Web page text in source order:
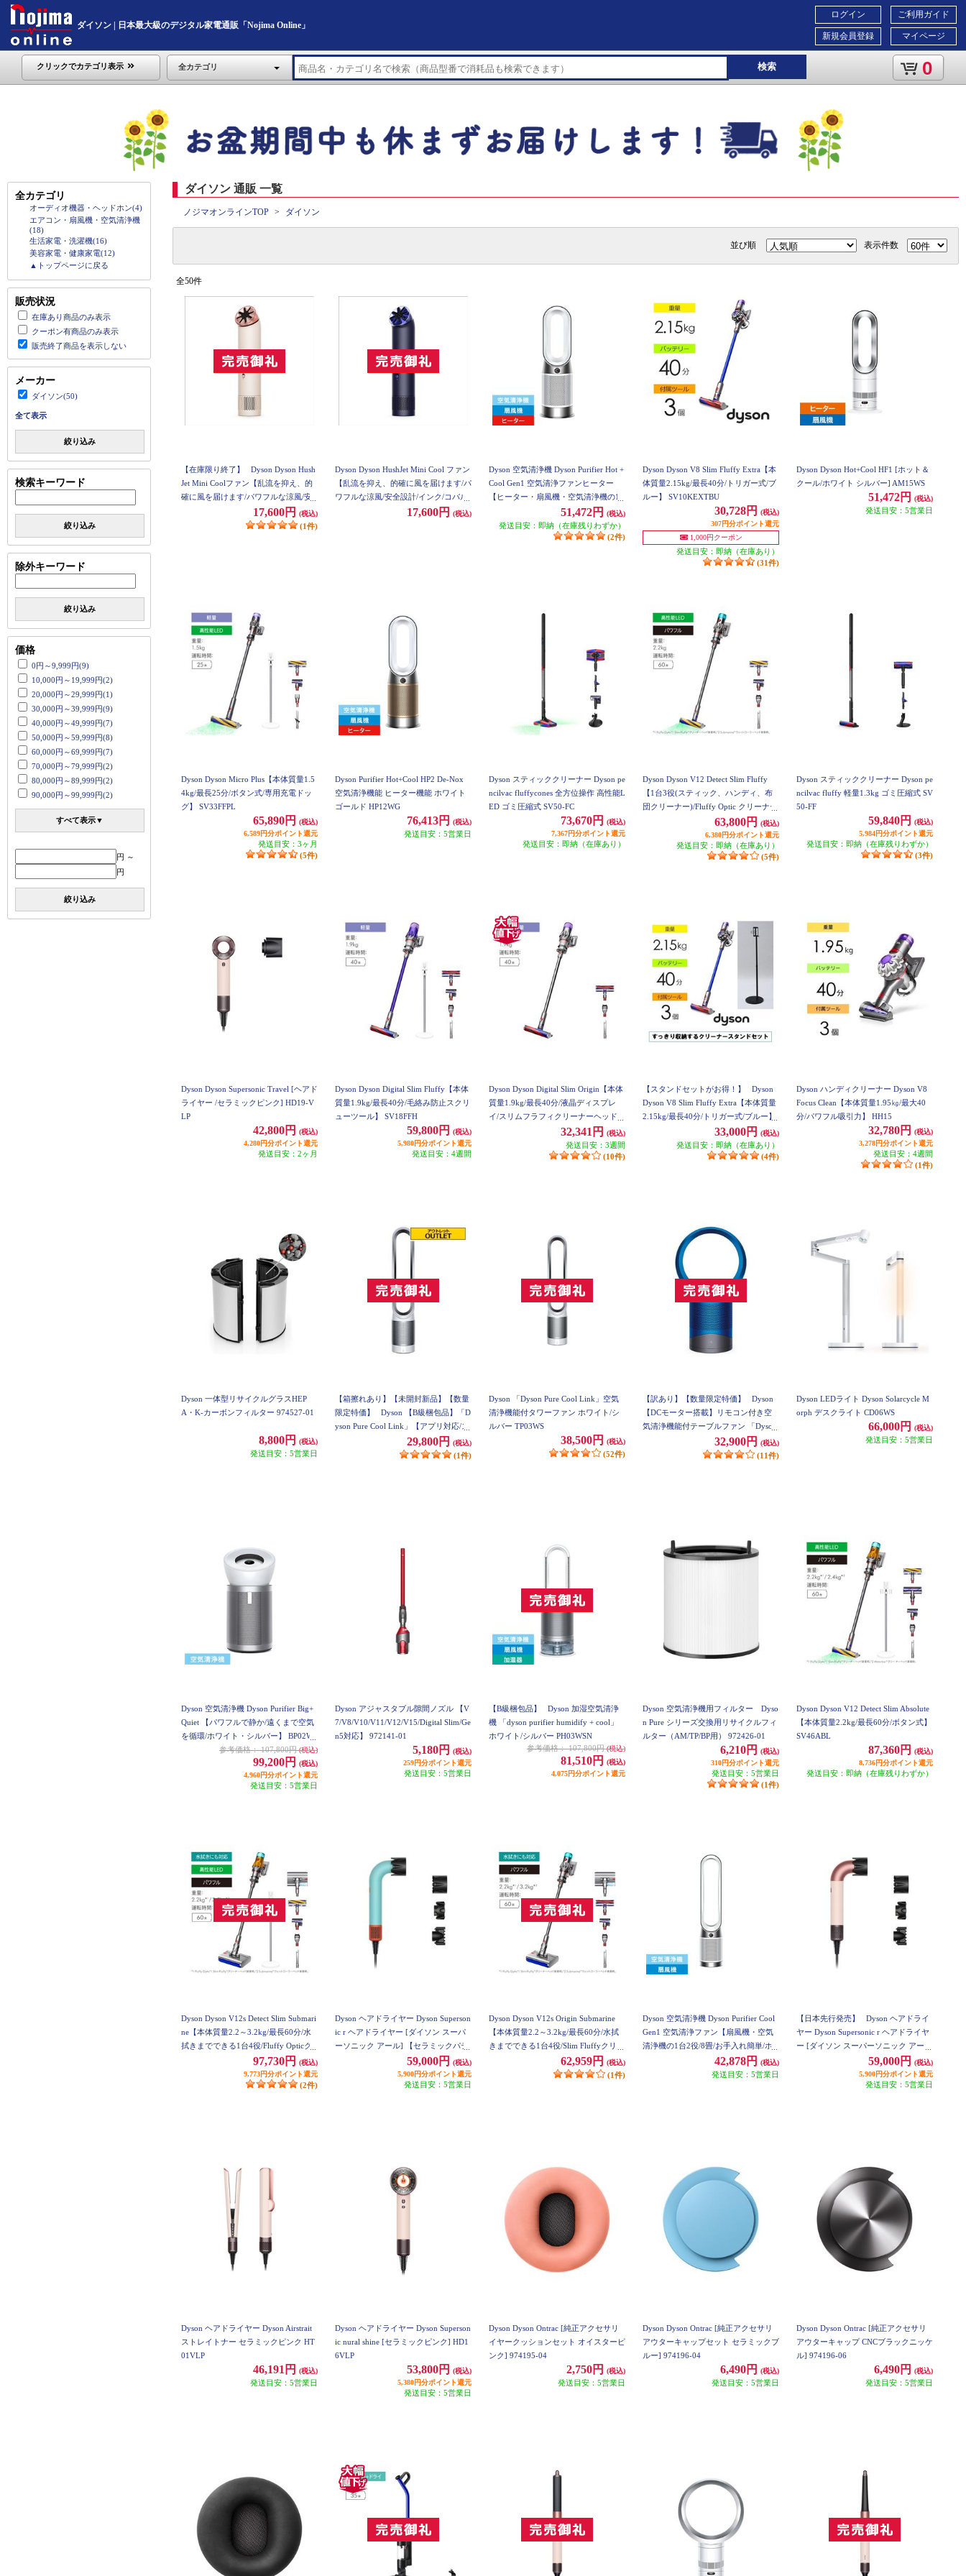
ダイソン | 日本最大級のデジタル家電通販「Nojima Online」
ご利用ガイド
マイページ
ログイン
新規会員登録
クリックでカテゴリ表示 全カテゴリ 検索 0
全カテゴリ
オーディオ機器・ヘッドホン(4)
エアコン・扇風機・空気清浄機
(18)
生活家電・洗濯機(16)
美容家電・健康家電(12)
▲トップページに戻る
販売状況
在庫あり商品のみ表示
クーポン有商品のみ表示
販売終了商品を表示しない
メーカー
ダイソン(50)
全て表示
絞り込み
検索キーワード
絞り込み
除外キーワード
絞り込み
価格
0円～9,999円(9)
10,000円～19,999円(2)
20,000円～29,999円(1)
30,000円～39,999円(9)
40,000円～49,999円(7)
50,000円～59,999円(8)
60,000円～69,999円(7)
70,000円～79,999円(2)
80,000円～89,999円(2)
90,000円～99,999円(2)
すべて表示▼
円 ～
円
絞り込み
ダイソン 通販 一覧
ノジマオンラインTOP ダイソン
並び順 表示件数
全50件
【在庫限り終了】
Dyson Dyson Hush
Jet Mini Coolファン【乱流を抑え、的
確に風を届けます/パワフルな涼風/安
全設計/ストーン＆ブラッシュ】 PF01-
17,600円 (税込)
(1件)
Dyson Dyson HushJet Mini Cool ファン
【乱流を抑え、的確に風を届けます/パ
ワフルな涼風/安全設計/インク/コバル
17,600円 (税込)
Dyson 空気清浄機 Dyson Purifier Hot +
Cool Gen1 空気清浄ファンヒーター
【ヒーター・扇風機・空気清浄機の1
台3役/11畳/お手入れ簡単/ホワイト】
HP10WW
51,472円 (税込)
発送目安：即納（在庫残りわずか）
(2件)
Dyson Dyson V8 Slim Fluffy Extra【本
体質量2.15kg/最長40分/トリガー式/ブ
ルー】 SV10KEXTBU
30,728円
(税込)
307円分ポイント還元
1,000円クーポン
発送目安：即納（在庫あり）
(31件)
Dyson Dyson Hot+Cool HF1 [ホット＆
クール/ホワイト シルバー] AM15WS
51,472円 (税込)
発送目安：5営業日
Dyson Dyson Micro Plus【本体質量1.5
4kg/最長25分/ボタン式/専用充電ドッ
グ】 SV33FFPL
65,890円
(税込)
6,589円分ポイント還元
発送目安：3ヶ月
(5件)
Dyson Purifier Hot+Cool HP2 De-Nox
空気清浄機能 ヒーター機能 ホワイト
ゴールド HP12WG
76,413円 (税込)
発送目安：5営業日
Dyson スティッククリーナー Dyson pe
ncilvac fluffycones 全方位操作 高性能L
ED ゴミ圧縮式 SV50-FC
73,670円
(税込)
7,367円分ポイント還元
発送目安：即納（在庫あり）
Dyson Dyson V12 Detect Slim Fluffy
【1台3役(スティック、ハンディ、布
団クリーナー)/Fluffy Optic クリーナー
ヘッド/最長60分】 SV46FF
63,800円
(税込)
6,380円分ポイント還元
発送目安：即納（在庫あり）
(5件)
Dyson スティッククリーナー Dyson pe
ncilvac fluffy 軽量1.3kg ゴミ圧縮式 SV
50-FF
59,840円
(税込)
5,984円分ポイント還元
発送目安：即納（在庫残りわずか）
(3件)
Dyson Dyson Supersonic Travel [ヘアド
ライヤー /セラミックピンク] HD19-V
LP
42,800円
(税込)
4,280円分ポイント還元
発送目安：2ヶ月
Dyson Dyson Digital Slim Fluffy【本体
質量1.9kg/最長40分/毛絡み防止スクリ
ューツール】 SV18FFH
59,800円
(税込)
5,980円分ポイント還元
発送目安：4週間
Dyson Dyson Digital Slim Origin【本体
質量1.9kg/最長40分/液晶ディスプレ
イ/スリムフラフィクリーナーヘッド】
32,341円 (税込)
発送目安：3週間
(10件)
【スタンドセットがお得！】
Dyson
Dyson V8 Slim Fluffy Extra【本体質量
2.15kg/最長40分/トリガー式/ブルー】
RCS-30スタンドセット SV10KEXTBU
33,000円 (税込)
発送目安：即納（在庫あり）
(4件)
Dyson ハンディクリーナー Dyson V8
Focus Clean【本体質量1.95㎏/最大40
分/パワフル吸引力】 HH15
32,780円
(税込)
3,278円分ポイント還元
発送目安：4週間
(1件)
Dyson 一体型リサイクルグラスHEP
A・K‐カーボンフィルター 974527-01
8,800円 (税込)
発送目安：5営業日
【箱擦れあり】【未開封新品】【数量
限定特価】
Dyson 【B級梱包品】「D
yson Pure Cool Link」【アプリ対応/ス
マホ操作/空気清浄機、扇風機の1台2
役/首振り/リモコン付き】ホワイト/シ
29,800円 (税込)
(1件)
Dyson 「Dyson Pure Cool Link」空気
清浄機能付タワーファン ホワイト/シ
ルバー TP03WS
38,500円 (税込)
(52件)
【訳あり】【数量限定特価】
Dyson
【DCモーター搭載】リモコン付き空
気清浄機能付テーブルファン 「Dyson
Pure Cool Link」 アイアン/ブルー DP0
32,900円 (税込)
(11件)
Dyson LEDライト Dyson Solarcycle M
orph デスクライト CD06WS
66,000円 (税込)
発送目安：5営業日
Dyson 空気清浄機 Dyson Purifier Big+
Quiet 【パワフルで静か/遠くまで空気
を循環/ホワイト・シルバー】 BP02WS
参考価格： 107,800円(税込)
99,200円
(税込)
4,960円分ポイント還元
発送目安：5営業日
Dyson アジャスタブル隙間ノズル 【V
7/V8/V10/V11/V12/V15/Digital Slim/Ge
n5対応】 972141-01
5,180円
(税込)
259円分ポイント還元
発送目安：5営業日
【B級梱包品】
Dyson 加湿空気清浄
機 「dyson purifier humidify + cool」
ホワイト/シルバー PH03WSN
参考価格： 107,800円(税込)
81,510円
(税込)
4,075円分ポイント還元
Dyson 空気清浄機用フィルター Dyso
n Pure シリーズ交換用リサイクルフィ
ルター（AM/TP/BP用） 972426-01
6,210円
(税込)
310円分ポイント還元
発送目安：5営業日
(1件)
Dyson Dyson V12 Detect Slim Absolute
【本体質量2.2kg/最長60分/ボタン式】
SV46ABL
87,360円
(税込)
8,736円分ポイント還元
発送目安：即納（在庫残りわずか）
Dyson Dyson V12s Detect Slim Submari
ne【本体質量2.2～3.2kg/最長60分/水
拭きまでできる1台4役/Fluffy Opticク
リーナーヘッド/】 SV46SU
97,730円
(税込)
9,773円分ポイント還元
(2件)
Dyson ヘアドライヤー Dyson Superson
ic r ヘアドライヤー [ダイソン スーパ
ーソニック アール] 【セラミックパテ
ィーナ トパーズ】 HD17CPATO
59,000円
(税込)
5,900円分ポイント還元
発送目安：5営業日
Dyson Dyson V12s Origin Submarine
【本体質量2.2～3.2kg/最長60分/水拭
きまでできる1台4役/Slim Fluffyクリー
ナーヘッド] SV49SU62,959円 (税込)
(1件)
Dyson 空気清浄機 Dyson Purifier Cool
Gen1 空気清浄ファン【扇風機・空気
清浄機の1台2役/8畳/お手入れ簡単/ホ
42,878円 (税込)
発送目安：5営業日
【日本先行発売】
Dyson ヘアドライ
ヤー Dyson Supersonic r ヘアドライヤ
ー [ダイソン スーパーソニック アー
ル] 【セラミックピンク】 HD17VLP
59,000円
(税込)
5,900円分ポイント還元
発送目安：5営業日
Dyson ヘアドライヤー Dyson Airstrait
ストレイトナー セラミックピンク HT
01VLP
46,191円 (税込)
発送目安：5営業日
Dyson ヘアドライヤー Dyson Superson
ic nural shine [セラミックピンク] HD1
6VLP
53,800円
(税込)
5,380円分ポイント還元
発送目安：5営業日
Dyson Dyson Ontrac [純正アクセサリ
イヤークッションセット オイスターピ
ンク] 974195-04
2,750円 (税込)
発送目安：5営業日
Dyson Dyson Ontrac [純正アクセサリ
アウターキャップセット セラミックブ
ルー] 974196-04
6,490円 (税込)
発送目安：5営業日
Dyson Dyson Ontrac [純正アクセサリ
アウターキャップ CNCブラックニッケ
ル] 974196-06
6,490円 (税込)
発送目安：5営業日